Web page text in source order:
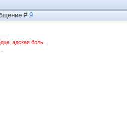
# 9
адская боль.